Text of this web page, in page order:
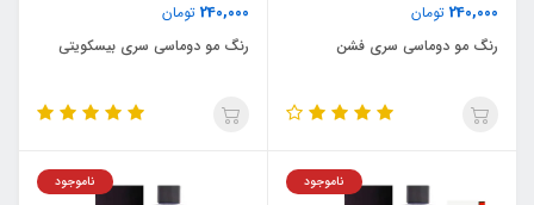
240,000 تومان
رنگ مو دوماسی سری فشن
240,000 تومان
رنگ مو دوماسی سری بیسکویتی
ناموجود ناموجود